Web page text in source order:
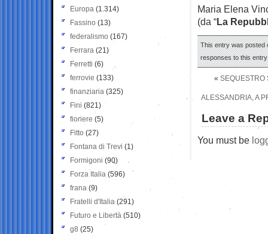
Maria Elena
(da “La
This entry was posted
responses to this
« SEQUESTRO
ALESSANDRIA, A
Leave a
You must be
Europa (1.314)
Fassino (13)
federalismo (167)
Ferrara (21)
Ferretti (6)
ferrovie (133)
finanziaria (325)
Fini (821)
fioriere (5)
Fitto (27)
Fontana di Trevi (1)
Formigoni (90)
Forza Italia (596)
frana (9)
Fratelli d'Italia (291)
Futuro e Libertà (510)
g8 (25)